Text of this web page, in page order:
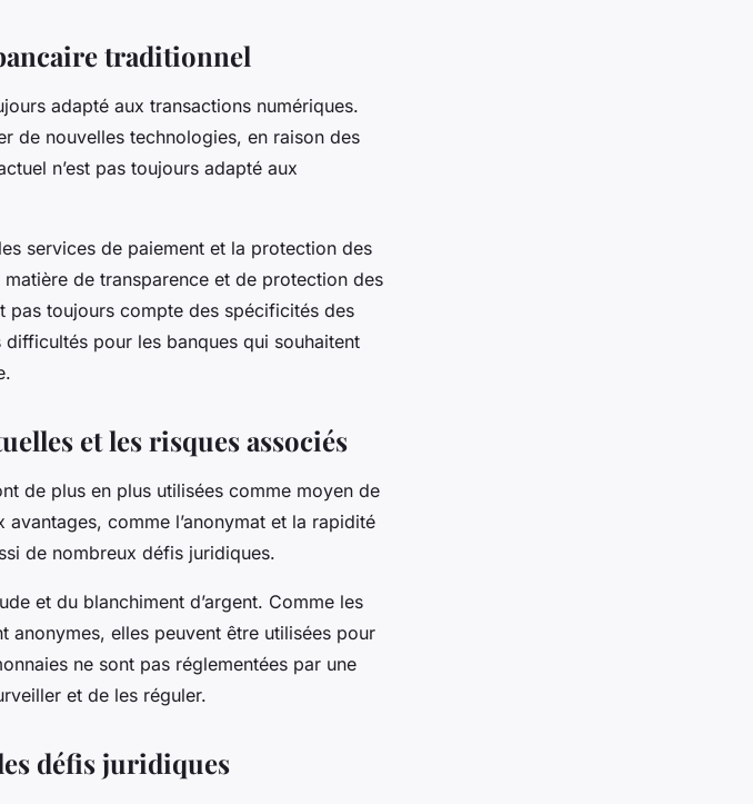
traditionnel
adapté aux transactions numériques.
de nouvelles technologies, en raison des
n’est pas toujours adapté aux
services de paiement et la protection des
de transparence et de protection des
pas toujours compte des spécificités des
pour les banques qui souhaitent
et les risques associés
de plus en plus utilisées comme moyen de
comme l’anonymat et la rapidité
de nombreux défis juridiques.
et du blanchiment d’argent. Comme les
anonymes, elles peuvent être utilisées pour
ne sont pas réglementées par une
et de les réguler.
défis juridiques